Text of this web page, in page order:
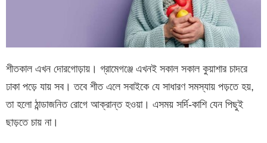
শীতকাল এখন দোরগোড়ায়। গ্রামেগঞ্জে এখনই সকাল সকাল কুয়াশার চাদরে
ঢাকা পড়ে যায় সব। তবে শীত এলে সবাইকে যে সাধারণ সমস্যায় পড়তে হয়,
তা হলো ঠান্ডাজনিত রোগে আক্রান্ত হওয়া। এসময় সর্দি-কাশি যেন পিছুই
ছাড়তে চায় না।